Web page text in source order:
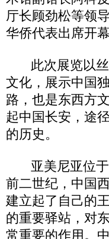
厅长顾劲松等领
华侨代表出席开幕
此次展览以丝
文化，展示中国
路，也是东西方
起中国长安，途
的历史。
亚美尼亚位于
前二世纪，中国
建立起了自己的
的重要驿站，对
常重要的作用。